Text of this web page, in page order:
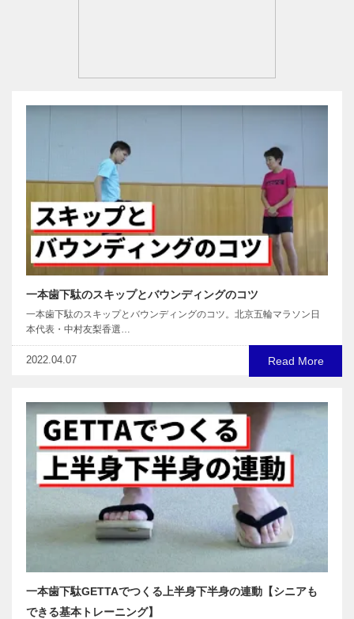
一本歯下駄のスキップとバウンディングのコツ
一本歯下駄のスキップとバウンディングのコツ。北京五輪マラソン日
本代表・中村友梨香選…
Read More
2022.04.07
一本歯下駄GETTAでつくる上半身下半身の連動【シニアも
できる基本トレーニング】